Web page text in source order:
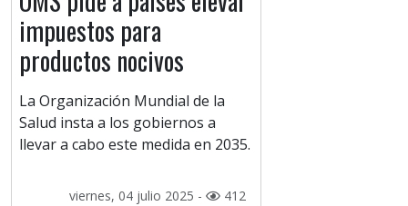
impuestos para
productos nocivos
La Organización Mundial de la
Salud insta a los gobiernos a
llevar a cabo este medida en 2035.
viernes, 04 julio 2025 - 412